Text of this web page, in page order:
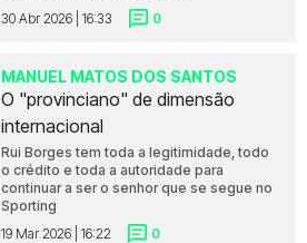
30 Abr 2026 | 16:33
0
MANUEL MATOS DOS SANTOS
O "provinciano" de dimensão
internacional
Rui Borges tem toda a legitimidade, todo
o crédito e toda a autoridade para
continuar a ser o senhor que se segue no
Sporting
19 Mar 2026 | 16:22
0